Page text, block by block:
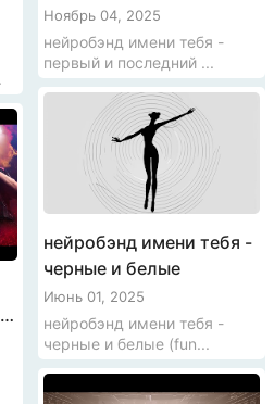
Ноябрь 04, 2025
нейробэнд имени тебя -
первый и последний ...
нейробэнд имени тебя -
черные и белые
Июнь 01, 2025
нейробэнд имени тебя -
черные и белые (fun...